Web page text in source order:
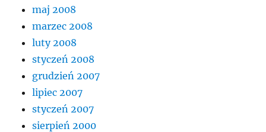
maj 2008
marzec 2008
luty 2008
styczeń 2008
grudzień 2007
lipiec 2007
styczeń 2007
sierpień 2000